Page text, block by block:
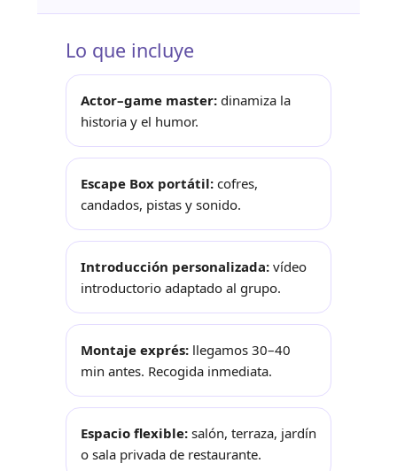
Lo que incluye
Actor–game master: dinamiza la
historia y el humor.
Escape Box portátil: cofres,
candados, pistas y sonido.
Introducción personalizada: vídeo
introductorio adaptado al grupo.
Montaje exprés: llegamos 30–40
min antes. Recogida inmediata.
Espacio flexible: salón, terraza, jardín
o sala privada de restaurante.